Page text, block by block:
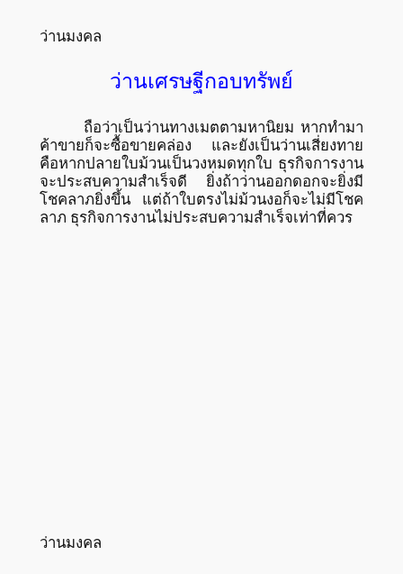
ว่านมงคล
ว่านเศรษฐีกอบทรัพย์
ถือว่าเป็นว่านทางเมตตามหานิยม หากทำมา
ค้าขายก็จะซื้อขายคล่อง และยังเป็นว่านเสี่ยงทาย
คือหากปลายใบม้วนเป็นวงหมดทุกใบ ธุรกิจการงาน
จะประสบความสำเร็จดี ยิ่งถ้าว่านออกดอกจะยิ่งมี
โชคลาภยิ่งขึ้น แต่ถ้าใบตรงไม่ม้วนงอก็จะไม่มีโชค
ลาภ ธุรกิจการงานไม่ประสบความสำเร็จเท่าที่ควร
ว่านมงคล